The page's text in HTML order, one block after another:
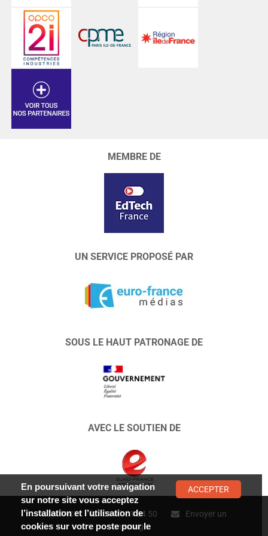
MEMBRE DE
UN SERVICE PROPOSÉ PAR
SOUS LE HAUT PATRONAGE DE
AVEC LE SOUTIEN DE
CONTACT : 01 47 01 34 50
Envoyer un
message
En poursuivant votre navigation
sur notre site vous acceptez
l’installation et l’utilisation de
cookies sur votre poste pour le
ACCEPTER